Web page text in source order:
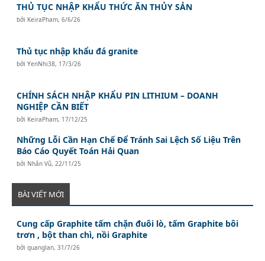
THỦ TỤC NHẬP KHẨU THỨC ĂN THỦY SẢN
bởi KeiraPham,6/6/26
Thủ tục nhập khẩu đá granite
bởiYenNhi38, 17/3/26
CHÍNH SÁCH NHẬP KHẨU PIN LITHIUM – DOANH
NGHIỆP CẦN BIẾT
bởi KeiraPham, 17/12/25
Những Lỗi Cần Hạn Chế Để Tránh Sai Lệch Số Liệu Trên
Báo Cáo Quyết Toán Hải Quan
bởi Nhân Vũ, 22/11/25
BÀI VIẾT MỚI
Cung cấp Graphite tấm chặn đuôi lò, tấm Graphite bôi
trơn , bột than chì, nồi Graphite
bởiquanglan,31/7/26